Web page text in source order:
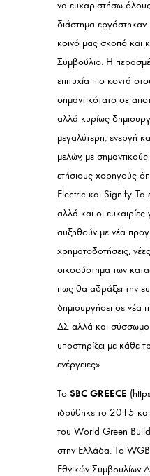
να ευχαριστήσω
διάστημα εργάστηκαν
κοινό μας σκοπό και
Συμβούλιο. Η
επιτυχία πιο κοντά
σημαντικότατο σε
αλλά κυρίως
μεγαλύτερη, ενεργή
μελών, με
ετήσιους χορηγούς
Electric και Signify. Τα
αλλά και οι
αυξηθούν με νέα
χρηματοδοτήσεις,
οικοσύστημα των
πως θα αδράξει την
δημιουργήσει σε νέα
ΔΣ αλλά και
υποστηρίξει με κάθε
ενέργειες»
TοSBC GREECE
ιδρύθηκε το 2015 και
του World Green
στην Ελλάδα. Το
Εθνικών Συμβουλίων